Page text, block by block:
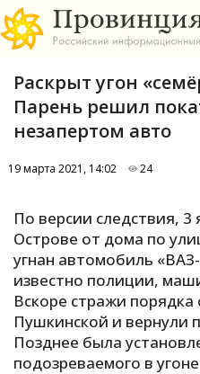
А
Б
В
Раскрыт угон
Парень решил
незапертом авто
19 марта 2021, 14:02 24
По версии следствия, 3
Острове от дома по
угнан автомобиль
известно полиции,
Вскоре стражи
Пушкинской и вернули
Позднее была
подозреваемого в угоне